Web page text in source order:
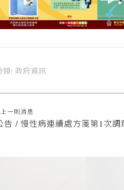
類:政府資訊
上一則消息
告 / 慢性病連續處方箋第1次調